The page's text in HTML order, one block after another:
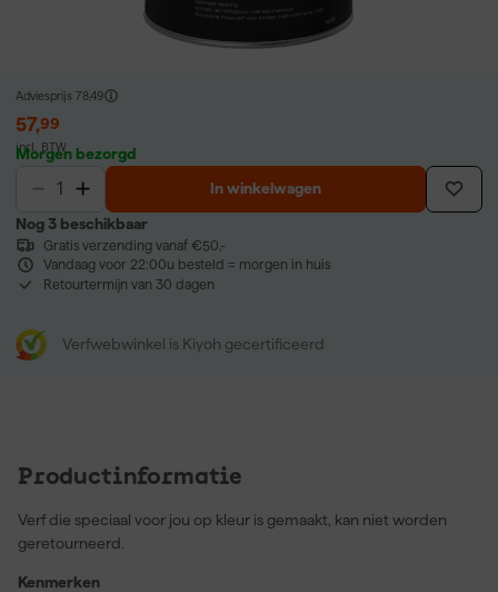
Adviesprijs 78,49
57,99
incl. BTW
Morgen bezorgd
In winkelwagen
Nog 3 beschikbaar
Gratis verzending vanaf €50,-
Vandaag voor 22:00u besteld = morgen in huis
Retourtermijn van 30 dagen
Verfwebwinkel is Kiyoh gecertificeerd
Productinformatie
Verf die speciaal voor jou op kleur is gemaakt, kan niet worden
geretourneerd.
Kenmerken